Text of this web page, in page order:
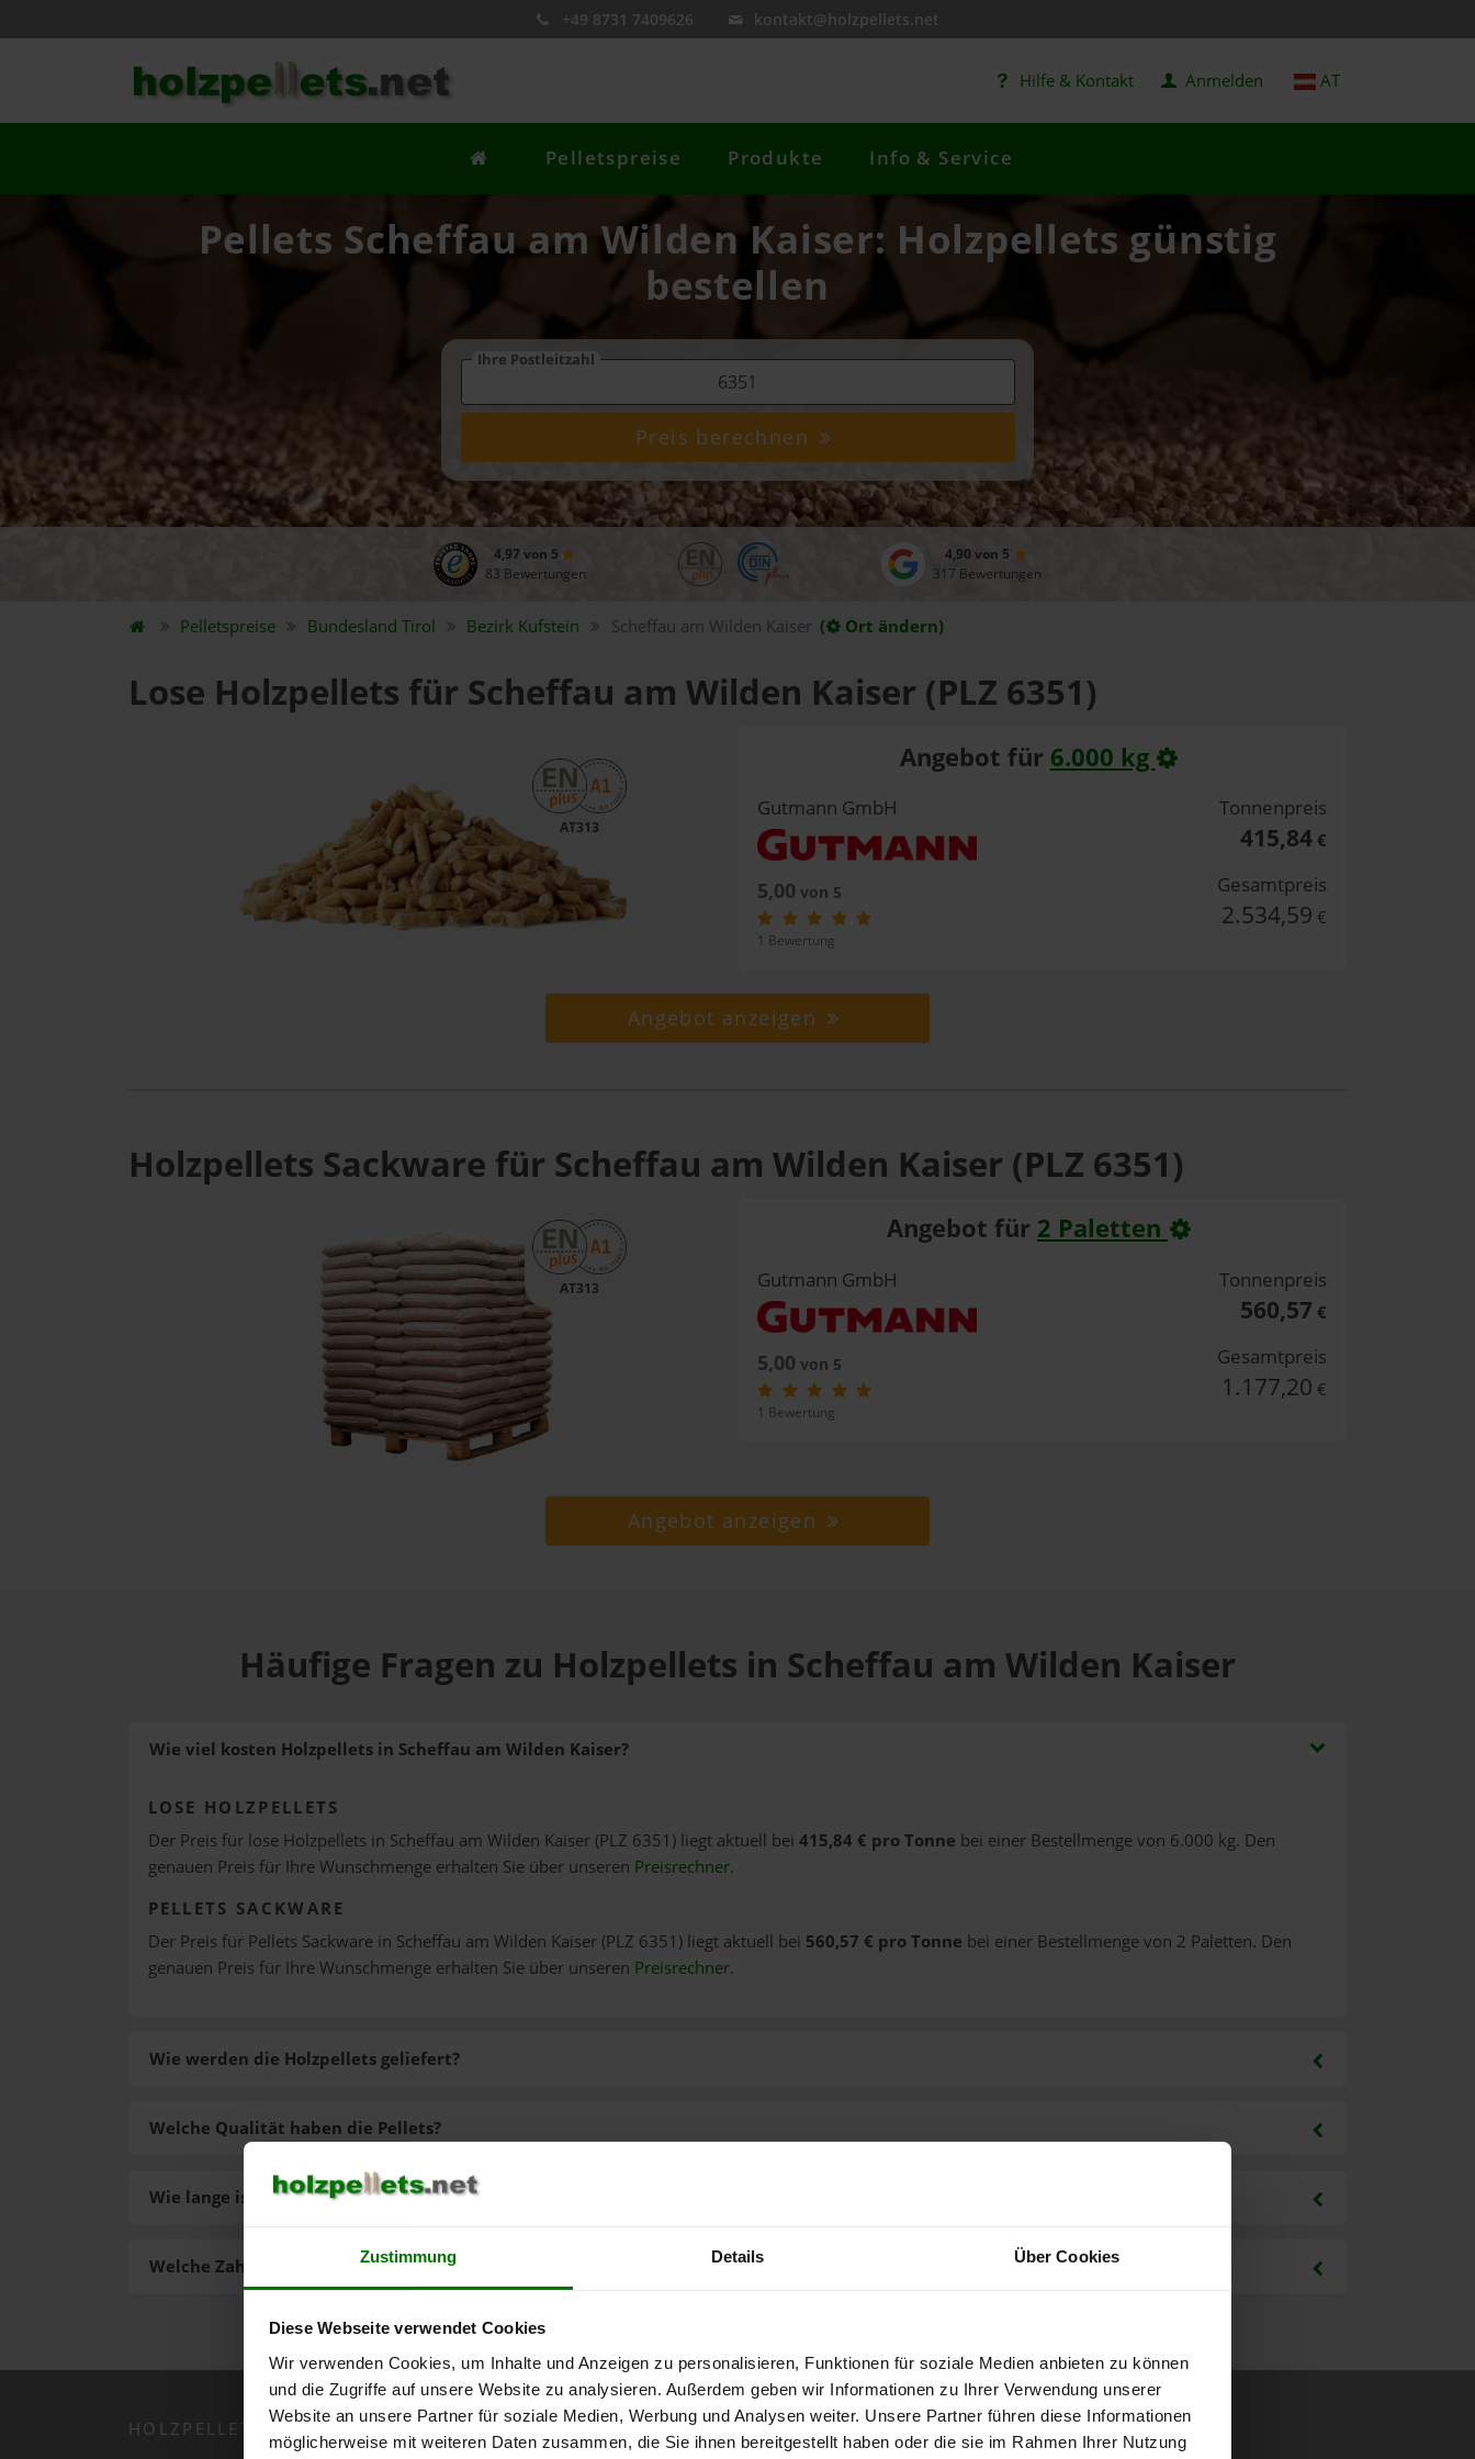
Zustimmung Details Über Cookies
Diese Webseite verwendet Cookies
Wir verwenden Cookies, um Inhalte und Anzeigen zu personalisieren, Funktionen für soziale Medien anbieten zu können
und die Zugriffe auf unsere Website zu analysieren. Außerdem geben wir Informationen zu Ihrer Verwendung unserer
Website an unsere Partner für soziale Medien, Werbung und Analysen weiter. Unsere Partner führen diese Informationen
möglicherweise mit weiteren Daten zusammen, die Sie ihnen bereitgestellt haben oder die sie im Rahmen Ihrer Nutzung
+49 8731 7409626 kontakt@holzpellets.net
Hilfe & Kontakt Anmelden AT
Pelletspreise Produkte Info & Service
Pellets Scheffau am Wilden Kaiser: Holzpellets günstig
bestellen
Ihre Postleitzahl
Preis berechnen
4,97 von 5
83 Bewertungen
4,90 von 5
317 Bewertungen
Pelletspreise Bundesland Tirol Bezirk Kufstein Scheffau am Wilden Kaiser ( Ort ändern)
Lose Holzpellets für Scheffau am Wilden Kaiser (PLZ 6351)
AT313
Angebot für 6.000 kg
Gutmann GmbH
5,00 von 5
1 Bewertung
Tonnenpreis
415,84€
Gesamtpreis
2.534,59 €
Angebot anzeigen
Holzpellets Sackware für Scheffau am Wilden Kaiser (PLZ 6351)
AT313
Angebot für 2 Paletten
Gutmann GmbH
5,00 von 5
1 Bewertung
Tonnenpreis
560,57 €
Gesamtpreis
1.177,20 €
Angebot anzeigen
Häufige Fragen zu Holzpellets in Scheffau am Wilden Kaiser
Wie viel kosten Holzpellets in Scheffau am Wilden Kaiser?
LOSE HOLZPELLETS
Der Preis für lose Holzpellets in Scheffau am Wilden Kaiser (PLZ 6351) liegt aktuell bei 415,84 € pro Tonne bei einer Bestellmenge von 6.000 kg. Den
genauen Preis für Ihre Wunschmenge erhalten Sie über unseren Preisrechner.
PELLETS SACKWARE
Der Preis für Pellets Sackware in Scheffau am Wilden Kaiser (PLZ 6351) liegt aktuell bei 560,57 € pro Tonne bei einer Bestellmenge von 2 Paletten. Den
genauen Preis für Ihre Wunschmenge erhalten Sie über unseren Preisrechner.
Wie werden die Holzpellets geliefert?
Welche Zahlungsarten gibt es?
Welche Qualität haben die Pellets?
Wie lange ist die Lieferzeit der Pellets?
HOLZPELLETS.NET APP